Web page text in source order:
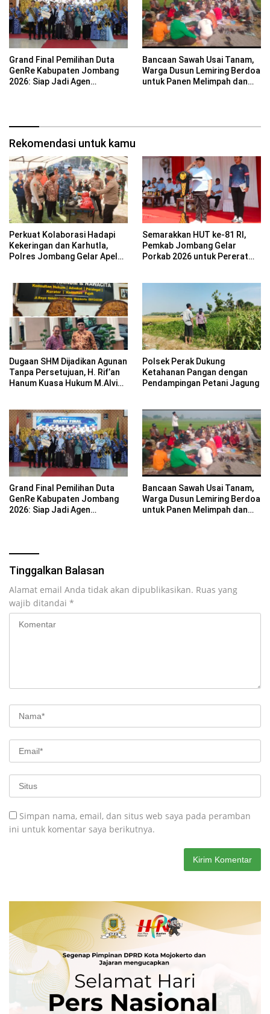
Grand Final Pemilihan Duta
GenRe Kabupaten Jombang
2026: Siap Jadi Agen
Bancaan Sawah Usai Tanam,
Warga Dusun Lemiring Berdoa
untuk Panen Melimpah dan
Rekomendasi untuk kamu
Perkuat Kolaborasi Hadapi
Kekeringan dan Karhutla,
Polres Jombang Gelar Apel
Semarakkan HUT ke-81 RI,
Pemkab Jombang Gelar
Porkab 2026 untuk Pererat
Dugaan SHM Dijadikan Agunan
Tanpa Persetujuan, H. Rif’an
Hanum Kuasa Hukum M.Alvin
Polsek Perak Dukung
Ketahanan Pangan dengan
Pendampingan Petani Jagung
Grand Final Pemilihan Duta
GenRe Kabupaten Jombang
2026: Siap Jadi Agen
Bancaan Sawah Usai Tanam,
Warga Dusun Lemiring Berdoa
untuk Panen Melimpah dan
Tinggalkan Balasan
Alamat email Anda tidak akan dipublikasikan. Ruas yang
wajib ditandai *
Simpan nama, email, dan situs web saya pada peramban
ini untuk komentar saya berikutnya.